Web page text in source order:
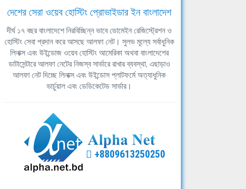
দেশের সেরা ওয়েব হোস্টিং প্রোভাইডার ইন বাংলাদেশ
দীর্ঘ ১৭ বছর বাংলাদেশে নিরবিচ্ছিন্ন ভাবে ডোমেইন রেজিস্ট্রেশন ও
হোস্টিং সেবা প্রদান করে আসছে আলফা নেট। সুলভ মূল্যে সর্বাধুনিক
লিনাক্স এবং উইন্ডোজ ওয়েব হোস্টিং আমেরিকা অথবা বাংলাদেশের
ডাটাসেন্টারে আলফা নেটের নিজস্ব সার্ভারে রাখার ব্যবস্থা, এছাড়াও
আলফা নেট দিচ্ছে লিনাক্স এবং উইন্ডোস প্লাটফর্মে অত্যাধুনিক
ভার্চুয়াল এবং ডেডিকেটেড সার্ভার।
+8809613250250